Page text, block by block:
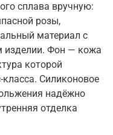
сплава вручную:
розы,
материал с
изделии. Фон — кожа
которой
Силиконовое
надёжно
отделка